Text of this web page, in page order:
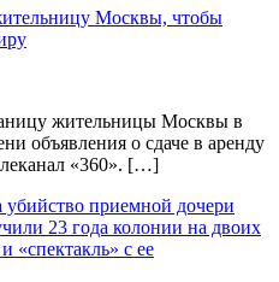
Москвы, чтобы
жительницы Москвы в
объявления о сдаче в аренду
«360». […]
23 года колонии на двоих
«спектакль» с ее